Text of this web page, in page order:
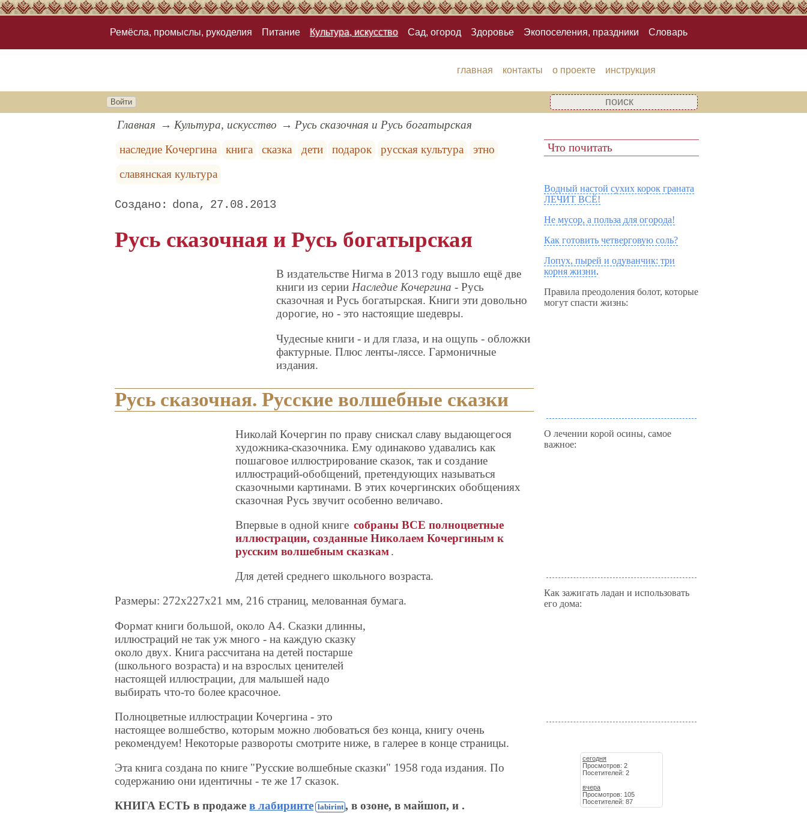
Ремёсла, промыслы, рукоделия Питание Культура, искусство Сад, огород Здоровье Экопоселения, праздники Словарь
главная контакты о проекте инструкция
Войти
Главная Культура, искусство
Русь сказочная и Русь богатырская
наследие Кочергина
книга сказка дети подарок русская культура
этно
славянская культура
dona 27.08.2013
Русь сказочная и Русь богатырская
В издательстве Нигма в 2013 году вышло ещё две
книги из серииНаследие Кочергина - Русь
сказочная и Русь богатырская. Книги эти довольно
дорогие, но - это настоящие шедевры.
Чудесные книги - и для глаза, и на ощупь - обложки
фактурные. Плюс ленты-ляссе. Гармоничные
издания.
Русь сказочная. Русские волшебные сказки
Николай Кочергин по праву снискал славу выдающегося
художника-сказочника. Ему одинаково удавались как
пошаговое иллюстрирование сказок, так и создание
иллюстраций-обобщений, претендующих называться
сказочными картинами. В этих кочергинских обобщениях
сказочная Русь звучит особенно величаво.
Впервые в одной книге собраны ВСЕ полноцветные
иллюстрации, созданные Николаем Кочергиным к
русским волшебным сказкам.
Для детей среднего школьного возраста.
Размеры: 272x227x21 мм, 216 страниц, мелованная бумага.
Формат книги большой, около А4. Сказки длинны,
иллюстраций не так уж много - на каждую сказку
около двух. Книга рассчитана на детей постарше
(школьного возраста) и на взрослых ценителей
настоящей иллюстрации, для малышей надо
выбирать что-то более красочное.
Полноцветные иллюстрации Кочергина - это
настоящее волшебство, которым можно любоваться без конца, книгу очень
рекомендуем! Некоторые развороты смотрите ниже, в галерее в конце страницы.
Эта книга создана по книге "Русские волшебные сказки" 1958 года издания. По
содержанию они идентичны - те же 17 сказок.
КНИГА ЕСТЬ в продажев лабиринте , в озоне, в майшоп, и .
Что почитать
Водный настой сухих корок граната
ЛЕЧИТ ВСЁ!
Не мусор, а польза для огорода!
Как готовить четверговую соль?
Лопух, пырей и одуванчик: три
корня жизни.
Правила преодоления болот, которые
могут спасти жизнь:
О лечении корой осины, самое
важное:
Как зажигать ладан и использовать
его дома:
сегодня
Просмотров: 2
Посетителей: 2
вчера
Просмотров: 105
Посетителей: 87